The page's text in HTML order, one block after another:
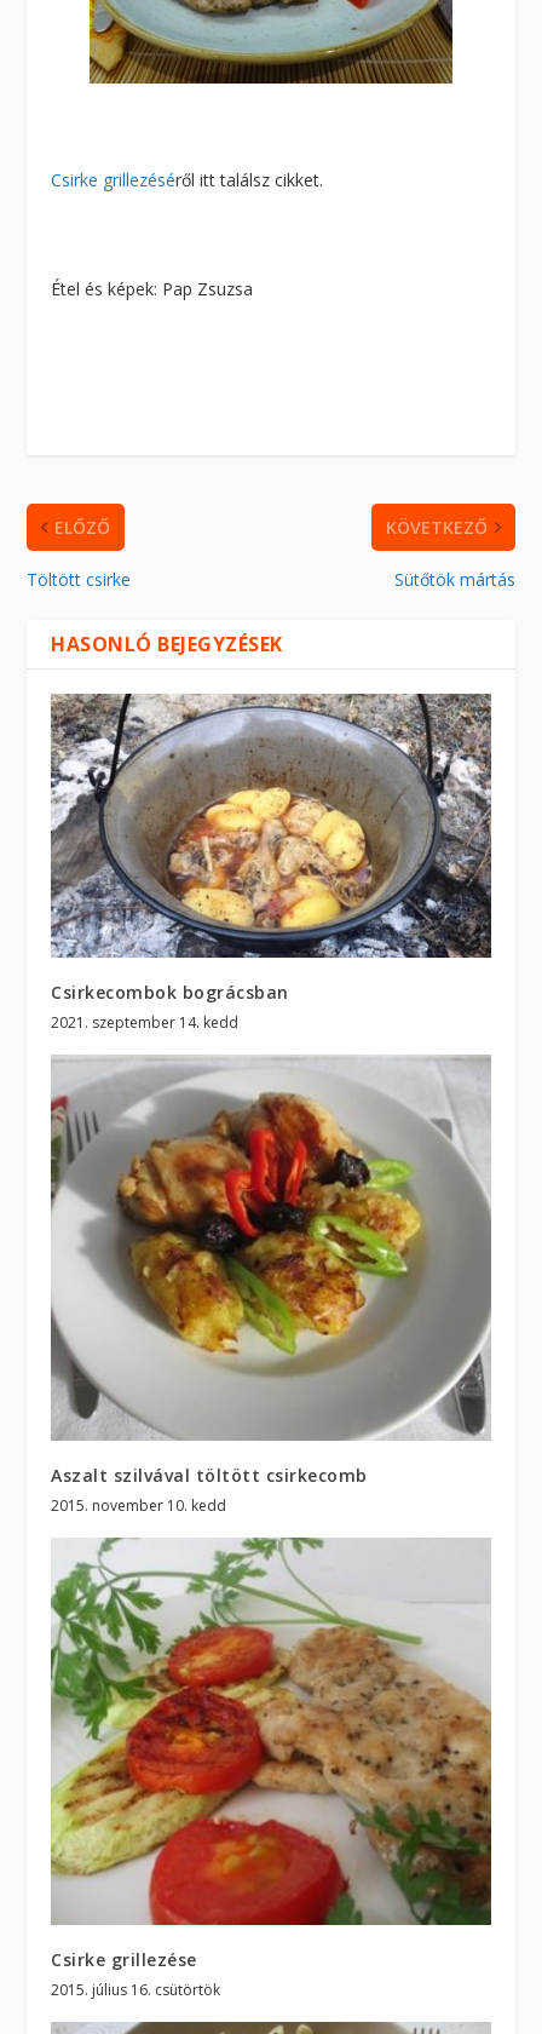
Csirke grillezéséről itt találsz cikket.
Étel és képek: Pap Zsuzsa
ELŐZŐ
Töltött csirke
KÖVETKEZŐ
Sütőtök mártás
HASONLÓ BEJEGYZÉSEK
Csirkecombok bográcsban
2021. szeptember 14. kedd
Aszalt szilvával töltött csirkecomb
2015. november 10. kedd
Csirke grillezése
2015. július 16. csütörtök